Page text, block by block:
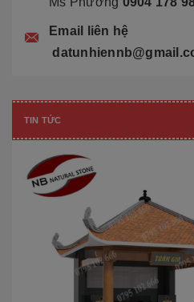
Email liên hệ
TIN TỨC